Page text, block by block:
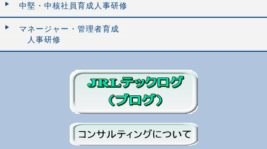
中堅・中核社員育成人事研修
マネージャー・管理者育成
人事研修